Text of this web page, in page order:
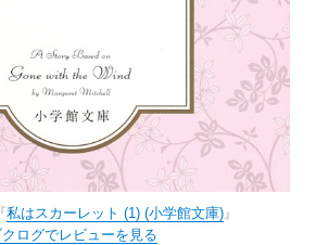
私はスカーレット (1) (小学館文庫)』
クログでレビューを見る